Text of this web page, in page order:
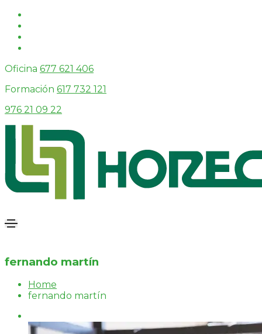
Oficina 677 621 406
Formación 617 732 121
976 21 09 22
fernando martín
Home
fernando martín